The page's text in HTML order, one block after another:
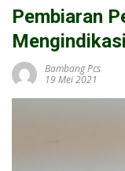
Pembiaran
Bambang Pcs
19 Mei 2021